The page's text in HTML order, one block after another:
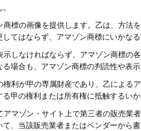
商標の画像を提供します。乙は、方
てはならず、アマゾン商標にいかな
示しなければならず、アマゾン商標
場合も、アマゾン商標の判読性や表
利が甲の専属財産であり、乙による
甲の権利または所有権に抵触するい
アマゾン・サイト上で第三者の販売
、当該販売業者またはベンダーから